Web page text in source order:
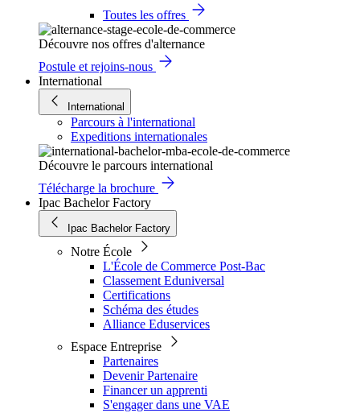
Toutes les offres
Découvre nos offres d'alternance
Postule et rejoins-nous
International
International
Parcours à l'international
Expeditions internationales
Découvre le parcours international
Télécharge la brochure
Ipac Bachelor Factory
Ipac Bachelor Factory
Notre École
L'École de Commerce Post-Bac
Classement Eduniversal
Certifications
Schéma des études
Alliance Eduservices
Espace Entreprise
Partenaires
Devenir Partenaire
Financer un apprenti
S'engager dans une VAE